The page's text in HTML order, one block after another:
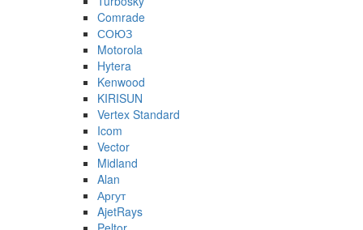
Comrade
СОЮЗ
Motorola
Hytera
Kenwood
KIRISUN
Vertex Standard
Icom
Vector
Midland
Alan
Аргут
AjetRays